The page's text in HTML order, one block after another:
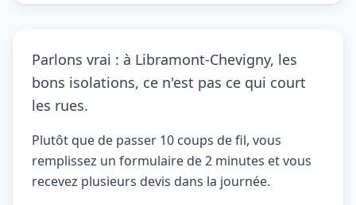
Parlons vrai : à Libramont-Chevigny, les
bons isolations, ce n'est pas ce qui court
les rues.
Plutôt que de passer 10 coups de fil, vous
remplissez un formulaire de 2 minutes et vous
recevez plusieurs devis dans la journée.